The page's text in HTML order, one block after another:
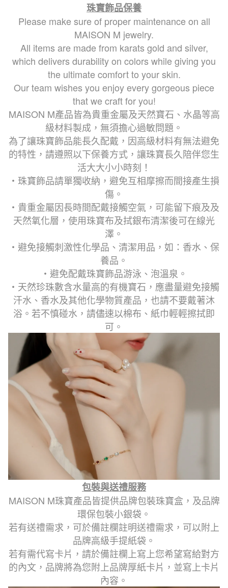
珠寶飾品保養
Please make sure of proper maintenance on all
MAISON M jewelry.
All items are made from karats gold and silver,
which delivers durability on colors while giving you
the ultimate comfort to your skin.
Our team wishes you enjoy every gorgeous piece
that we craft for you!
MAISON M產品皆為貴重金屬及天然寶石、水晶等高
級材料製成，無須擔心過敏問題。
為了讓珠寶飾品能長久配戴，因高級材料有無法避免
的特性，請遵照以下保養方式，讓珠寶長久陪伴您生
活大大小小時刻！
・珠寶飾品請單獨收納，避免互相摩擦而間接產生損
傷。
・貴重金屬因長時間配戴接觸空氣，可能留下痕及及
天然氧化層，使用珠寶布及拭銀布清潔後可在線光
澤。
・避免接觸刺激性化學品、清潔用品，如：香水、保
養品。
・避免配戴珠寶飾品游泳、泡溫泉。
・天然珍珠數含水量高的有機寶石，應盡量避免接觸
汗水、香水及其他化學物質產品，也請不要戴著沐
浴。若不慎碰水，請儘速以棉布、紙巾輕輕擦拭即
可。
包裝與送禮服務
MAISON M珠寶產品皆提供品牌包裝珠寶盒，及品牌
環保包裝小銀袋。
若有送禮需求，可於備註欄註明送禮需求，可以附上
品牌高級手提紙袋。
若有需代寫卡片，請於備註欄上寫上您希望寫給對方
的內文，品牌將為您附上品牌厚紙卡片，並寫上卡片
內容。